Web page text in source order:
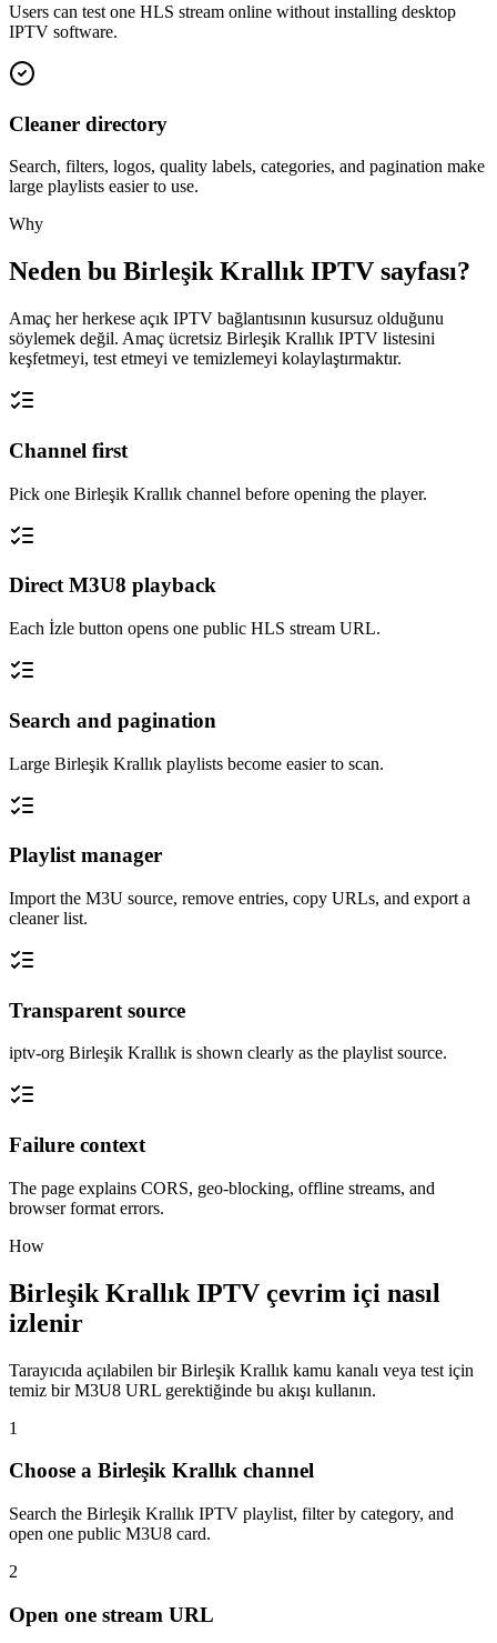
Users can test one HLS stream online without installing desktop
IPTV software.
Cleaner directory
Search, filters, logos, quality labels, categories, and pagination make
large playlists easier to use.
Why
Neden bu Birleşik Krallık IPTV sayfası?
Amaç her herkese açık IPTV bağlantısının kusursuz olduğunu
söylemek değil. Amaç ücretsiz Birleşik Krallık IPTV listesini
keşfetmeyi, test etmeyi ve temizlemeyi kolaylaştırmaktır.
Channel first
Pick one Birleşik Krallık channel before opening the player.
Direct M3U8 playback
Each İzle button opens one public HLS stream URL.
Search and pagination
Large Birleşik Krallık playlists become easier to scan.
Playlist manager
Import the M3U source, remove entries, copy URLs, and export a
cleaner list.
Transparent source
iptv-org Birleşik Krallık is shown clearly as the playlist source.
Failure context
The page explains CORS, geo-blocking, offline streams, and
browser format errors.
How
Birleşik Krallık IPTV çevrim içi nasıl
izlenir
Tarayıcıda açılabilen bir Birleşik Krallık kamu kanalı veya test için
temiz bir M3U8 URL gerektiğinde bu akışı kullanın.
1
Choose a Birleşik Krallık channel
Search the Birleşik Krallık IPTV playlist, filter by category, and
open one public M3U8 card.
2
Open one stream URL